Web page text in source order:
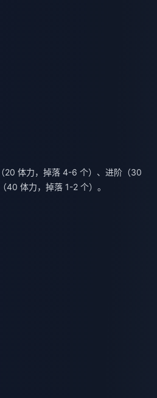
20 体力，掉落 4-6 个）、进阶（30
40 体力，掉落 1-2 个）。